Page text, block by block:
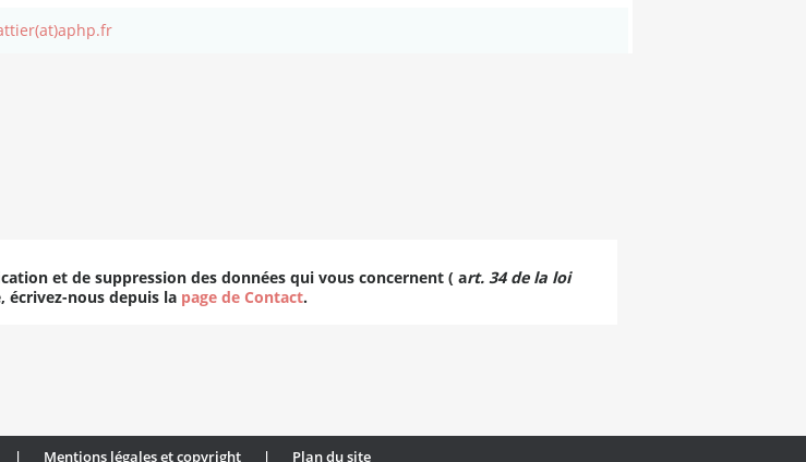
et de suppression des données qui vous concernent ( art. 34 de la loi
écrivez-nous depuis la page de Contact.
| Mentions légales et copyright | Plan du site